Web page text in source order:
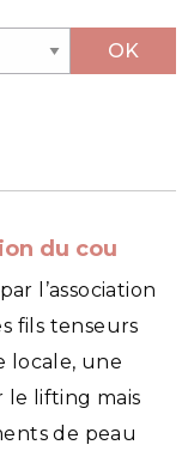
du cou
l’association
fils tenseurs
locale, une
le lifting mais
de peau